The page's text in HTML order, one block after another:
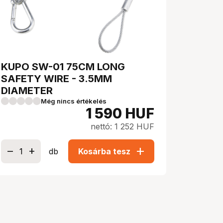
KUPO SW-01 75CM LONG
SAFETY WIRE - 3.5MM
DIAMETER
Még nincs értékelés
1 590 HUF
nettó: 1 252 HUF
db Kosárba tesz add